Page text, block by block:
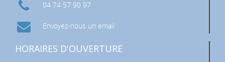
04 74 57 90 97
Envoyez-nous un email
HORAIRES D'OUVERTURE